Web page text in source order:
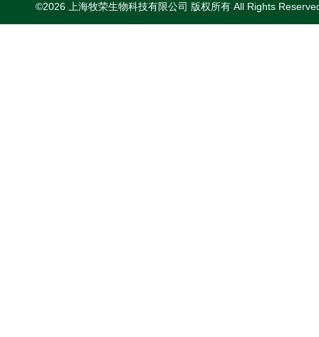
©2026 上海牧荣生物科技有限公司 版权所有 All Rights